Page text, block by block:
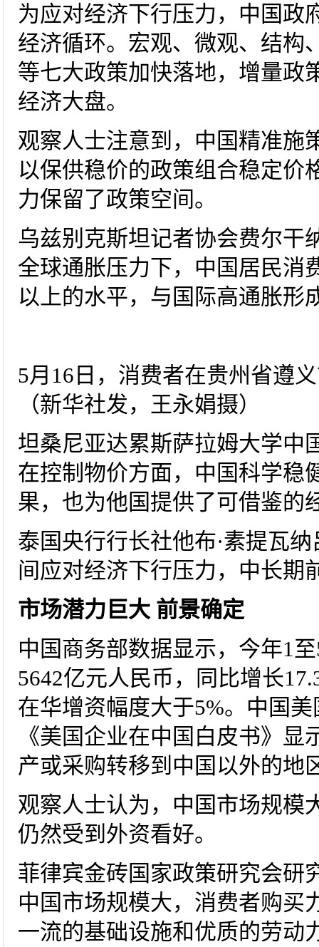
为应对经济下行压力，中国政
经济循环。宏观、微观、结构
等七大政策加快落地，增量政
经济大盘。
观察人士注意到，中国精准施
以保供稳价的政策组合稳定价
力保留了政策空间。
乌兹别克斯坦记者协会费尔干
全球通胀压力下，中国居民消
以上的水平，与国际高通胀形
5月16日，消费者在贵州省遵
（新华社发，王永娟摄）
坦桑尼亚达累斯萨拉姆大学中
在控制物价方面，中国科学稳
果，也为他国提供了可借鉴的
泰国央行行长社他布·素提瓦
间应对经济下行压力，中长期
市场潜力巨大 前景确定
中国商务部数据显示，今年1
5642亿元人民币，同比增长
在华增资幅度大于5%。中国
《美国企业在中国白皮书》
产或采购转移到中国以外的地
观察人士认为，中国市场规模
仍然受到外资看好。
菲律宾金砖国家政策研究会研
中国市场规模大，消费者购买
一流的基础设施和优质的劳动